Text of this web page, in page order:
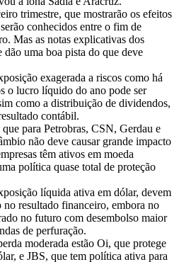
trimestre, que mostrarão os efeitos
conhecidos entre o fim de
Mas as notas explicativas dos
uma boa pista do que deve
exagerada a riscos como há
o lucro líquido do ano pode ser
como a distribuição de dividendos,
contábil.
para Petrobras, CSN, Gerdau e
não deve causar grande impacto
têm ativos em moeda
política quase total de proteção
líquida ativa em dólar, devem
no resultado financeiro, embora no
no futuro com desembolso maior
de perfuração.
moderada estão Oi, que protege
e JBS, que tem política ativa para